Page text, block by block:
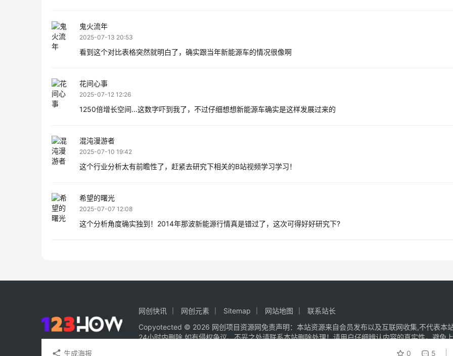
0 5
生成海报
鬼火流年
2025-07-13 20:53
看到这个对比表格突然就明白了，确实跟当年新能源车的情况很像啊
花间心事
2025-07-12 12:26
1250倍增长空间...这数字吓到我了，不过仔细想想新能源车确实是这样发展过来的
混沌漫游者
2025-07-10 19:42
这个行业分析太有前瞻性了，赶紧去研究下相关的B站视频学习学习！
希望的曙光
2025-07-07 12:08
这个分析角度确实独到！2014年那波新能源行情真是错过了，这次可得好好研究下?
网创快讯 网创元素 Sitemap 网站地图
联系站长
Copyotected © 2026 网创项目资源网免责声明：本站资源来自会员发布以及互联网收集,不代表
24小时内删除.如有侵权争议、不妥之处请联系本站删除处理！请用户仔细辨认内容的真实性，避免